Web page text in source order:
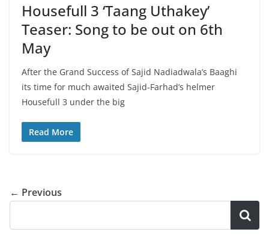
Housefull 3 ‘Taang Uthakey’
Teaser: Song to be out on 6th
May
After the Grand Success of Sajid Nadiadwala’s Baaghi
its time for much awaited Sajid-Farhad’s helmer
Housefull 3 under the big
Read More
← Previous